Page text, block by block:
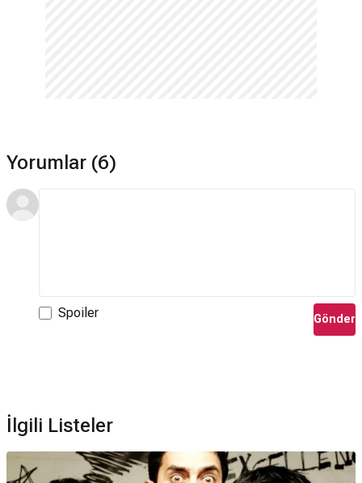
Yorumlar (6)
Spoiler Gönder
İlgili Listeler